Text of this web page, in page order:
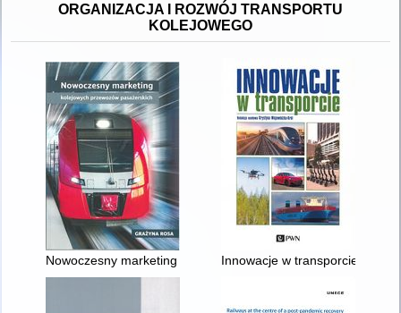
ORGANIZACJA I ROZWÓJ TRANSPORTU
KOLEJOWEGO
Nowoczesny marketing kolejowych przewozów pasażerskich
Innowacje w transporcie :